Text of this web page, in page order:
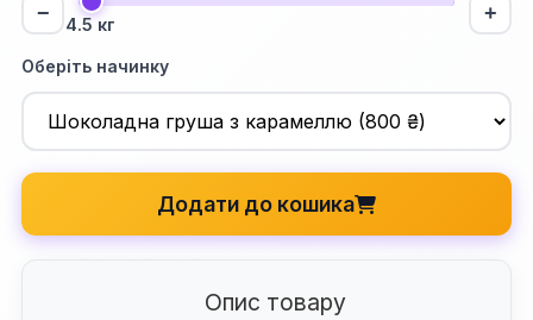
− 4.5 кг +
Оберіть начинку
Додати до кошика
Опис товару